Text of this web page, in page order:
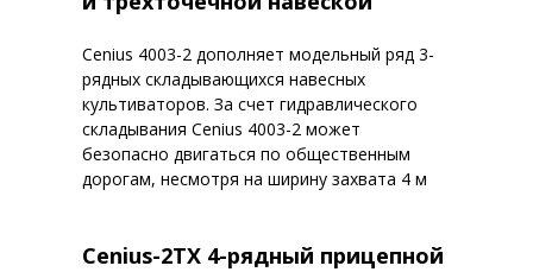
Cenius 4003-2 дополняет модельный ряд 3-
рядных складывающихся навесных
культиваторов. За счет гидравлического
складывания Cenius 4003-2 может
безопасно двигаться по общественным
дорогам, несмотря на ширину захвата 4 м
Cenius-2TX 4-рядный прицепной